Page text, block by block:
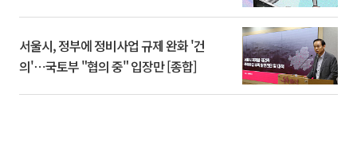
서울시, 정부에 정비사업 규제 완화 '건
의'⋯국토부 "협의 중" 입장만 [종합]